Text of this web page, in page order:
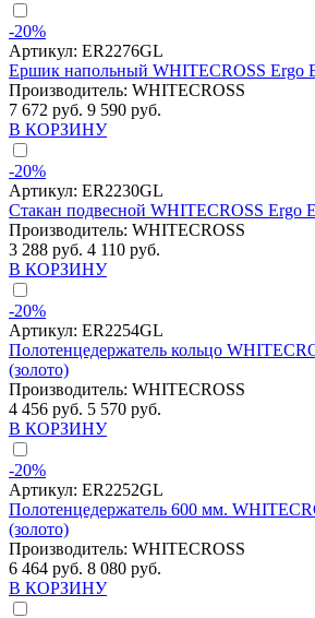
-20%
Артикул: ER2276GL
Ершик напольный WHITECROSS Ergo
Производитель: WHITECROSS
7 672 руб. 9 590 руб.
В КОРЗИНУ
-20%
Артикул: ER2230GL
Стакан подвесной WHITECROSS Ergo
Производитель: WHITECROSS
3 288 руб. 4 110 руб.
В КОРЗИНУ
-20%
Артикул: ER2254GL
Полотенцедержатель кольцо
(золото)
Производитель: WHITECROSS
4 456 руб. 5 570 руб.
В КОРЗИНУ
-20%
Артикул: ER2252GL
Полотенцедержатель 600 мм.
(золото)
Производитель: WHITECROSS
6 464 руб. 8 080 руб.
В КОРЗИНУ